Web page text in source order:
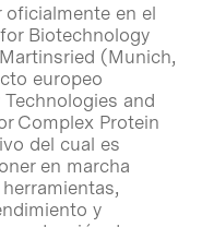
oficialmente en el
Biotechnology
(Munich,
europeo
Technologies and
Complex Protein
del cual es
en marcha
y